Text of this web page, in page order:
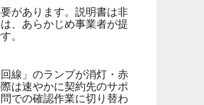
があります。説明書は非
、あらかじめ事業者が提
。
線」のランプが消灯・赤
は速やかに契約先のサポ
での確認作業に切り替わ